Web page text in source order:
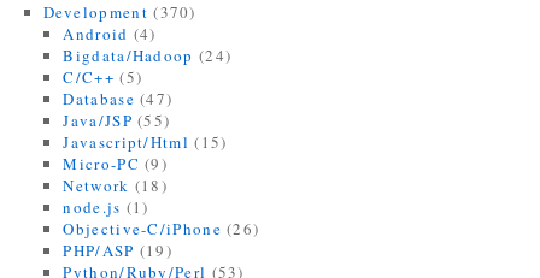
Development (370)
Android (4)
Bigdata/Hadoop (24)
C/C++ (5)
Database (47)
Java/JSP (55)
Javascript/Html (15)
Micro-PC (9)
Network (18)
node.js (1)
Objective-C/iPhone (26)
PHP/ASP (19)
Python/Ruby/Perl (53)